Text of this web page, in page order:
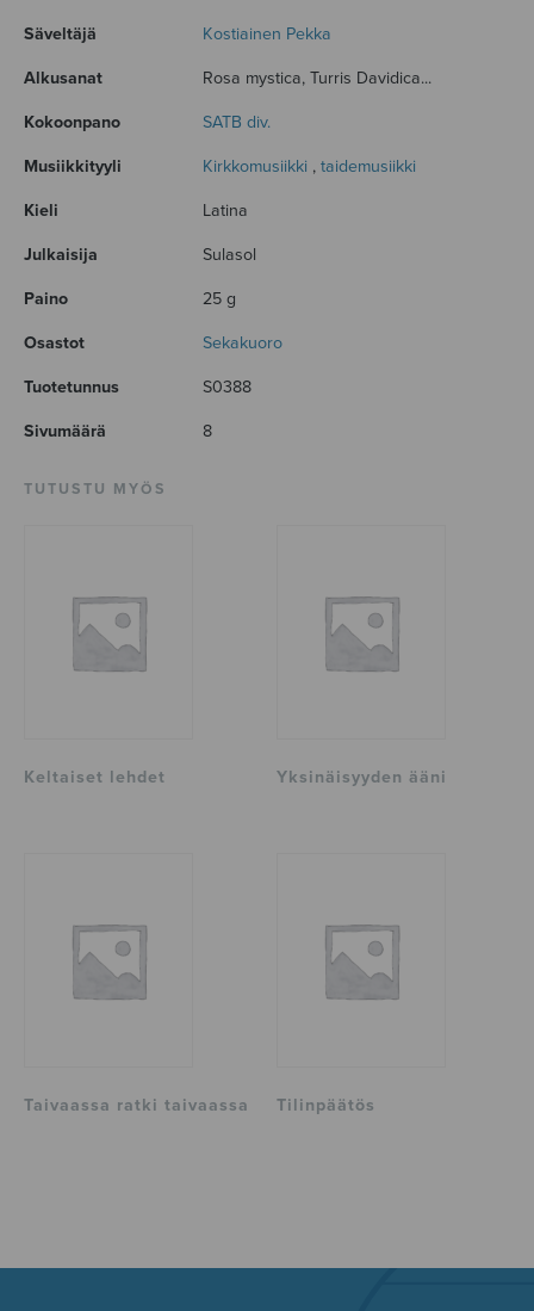
Säveltäjä Kostiainen Pekka
Alkusanat Rosa mystica, Turris Davidica...
Kokoonpano SATB div.
Musiikkityyli Kirkkomusiikki , taidemusiikki
Kieli Latina
Julkaisija Sulasol
Paino 25 g
Osastot Sekakuoro
Tuotetunnus S0388
Sivumäärä 8
TUTUSTU MYÖS
Keltaiset lehdet Yksinäisyyden ääni
Taivaassa ratki taivaassa Tilinpäätös